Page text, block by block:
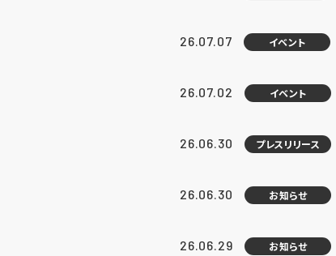
26.07.07 イベント
26.07.02 イベント
26.06.30 プレスリリース
26.06.30 お知らせ
26.06.29 お知らせ